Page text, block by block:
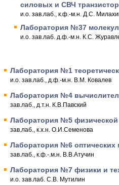
силовых и СВЧ
и.о. зав.лаб., к.ф.-м.н. Д.С.
Лаборатория №37
и.о. зав.лаб. д.ф.-м.н. К.С.
Лаборатория №1
и.о. зав.лаб., д.ф.-м.н. В.М. Ковалев
Лаборатория №4
зав.лаб., д.т.н. К.В.Павский
Лаборатория №5 физической
зав.лаб., к.х.н. О.И.Семенова
Лаборатория №6 оптических
зав.лаб., к.ф.-.м.н. В.В.Атучин
Лаборатория №7 физики и
и.о. зав.лаб. С.В. Мутилин